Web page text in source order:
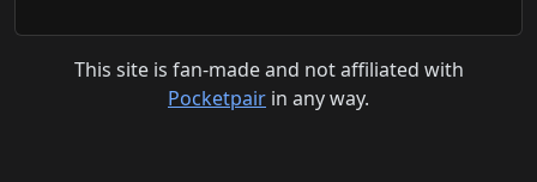
This site is fan-made and not affiliated with
Pocketpair in any way.